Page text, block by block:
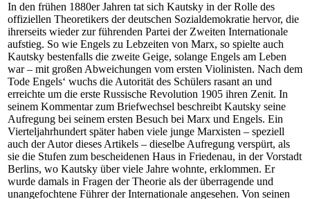
In den frühen 1880er Jahren tat sich Kautsky in der Rolle des
offiziellen Theoretikers der deutschen Sozialdemokratie hervor, die
ihrerseits wieder zur führenden Partei der Zweiten Internationale
aufstieg. So wie Engels zu Lebzeiten von Marx, so spielte auch
Kautsky bestenfalls die zweite Geige, solange Engels am Leben
war – mit großen Abweichungen vom ersten Violinisten. Nach dem
Tode Engels‘ wuchs die Autorität des Schülers rasant an und
erreichte um die erste Russische Revolution 1905 ihren Zenit. In
seinem Kommentar zum Briefwechsel beschreibt Kautsky seine
Aufregung bei seinem ersten Besuch bei Marx und Engels. Ein
Vierteljahrhundert später haben viele junge Marxisten – speziell
auch der Autor dieses Artikels – dieselbe Aufregung verspürt, als
sie die Stufen zum bescheidenen Haus in Friedenau, in der Vorstadt
Berlins, wo Kautsky über viele Jahre wohnte, erklommen. Er
wurde damals in Fragen der Theorie als der überragende und
unangefochtene Führer der Internationale angesehen. Von seinen